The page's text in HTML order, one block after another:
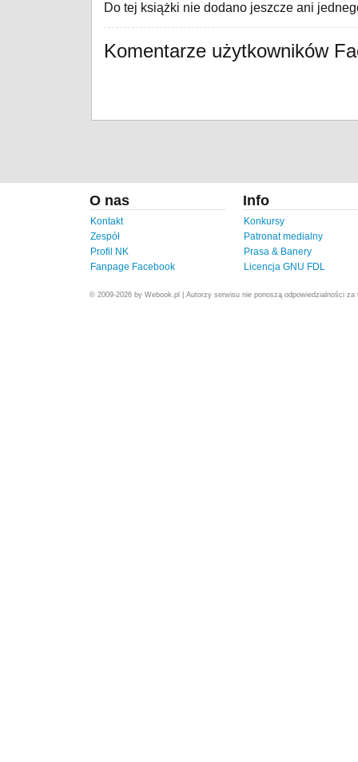
Do tej książki nie dodano jeszcze ani
Komentarze użytkowników
O nas
Kontakt
Zespół
Profil NK
Fanpage Facebook
Info
Konkursy
Patronat medialny
Prasa & Banery
Licencja GNU FDL
© 2009-2026 by Webook.pl | Autorzy serwisu nie ponoszą odpowiedzialności